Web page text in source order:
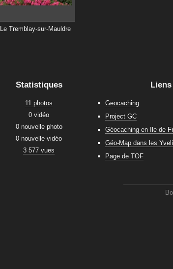
Le Tremblay-sur-Mauldre
Statistiques
11 photos
0 vidéo
0 nouvelle photo
0 nouvelle vidéo
3 577 vues
Liens
Geocaching
Project GC
Géocaching en Ile de
Géo-Map dans les
Page de TOF